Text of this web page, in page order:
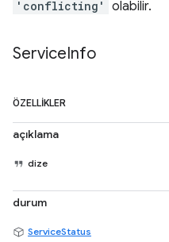
'conflicting' olabilir.
ServiceInfo
ÖZELLIKLER
açıklama
dize
durum
ServiceStatus